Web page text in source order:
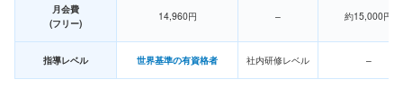
月会費
(フリー)
14,960円 – 約15,000円
指導レベル 世界基準の有資格者 社内研修レベル –